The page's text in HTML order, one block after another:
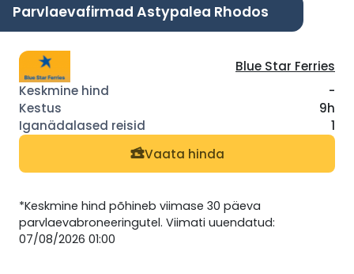
Parvlaevafirmad Astypalea Rhodos
Blue Star Ferries
-
9h
1
Vaata hinda
*Keskmine hind põhineb viimase 30 päeva
parvlaevabroneeringutel. Viimati uuendatud:
07/08/2026 01:00